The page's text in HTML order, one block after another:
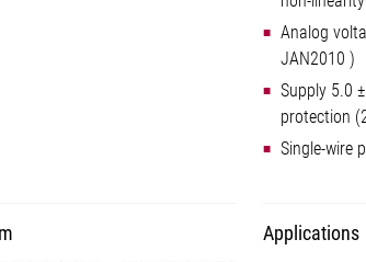
Analog
JAN2010 )
Supply 5.0
protection
Single-wire
Applications